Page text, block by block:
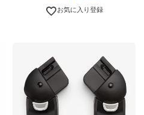
お気に入り登録